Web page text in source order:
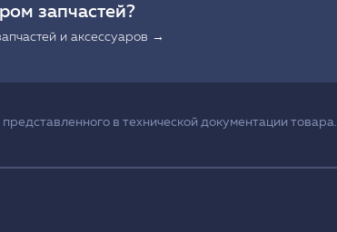
запчастей?
и аксессуаров →
в технической документации товара.